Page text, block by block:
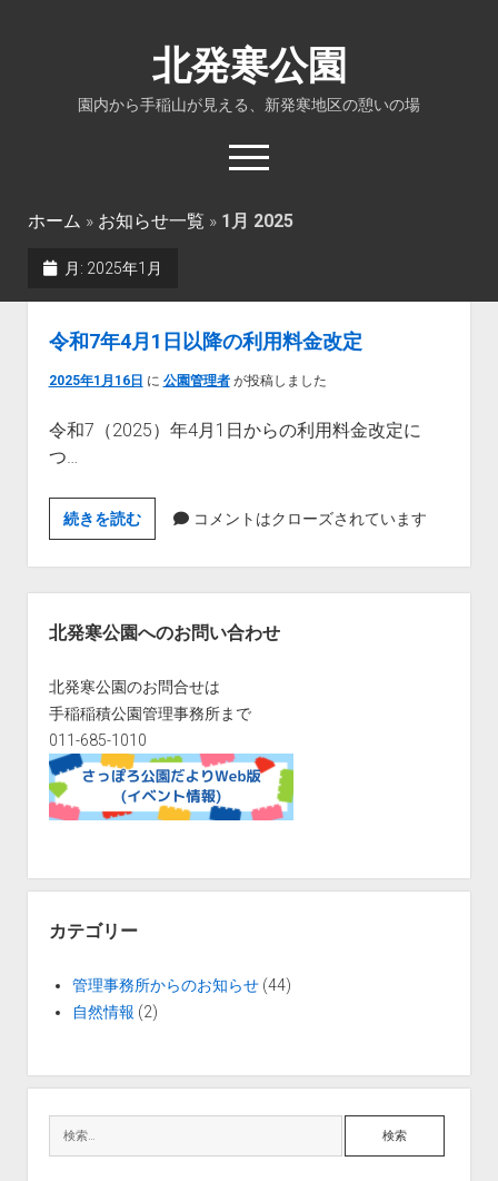
北発寒公園
園内から手稲山が見える、新発寒地区の憩いの場
open
menu
ホーム » お知らせ一覧 » 1月 2025
月: 2025年1月
令和7年4月1日以降の利用料金改定
2025年1月16日 に 公園管理者が投稿しました
令和7（2025）年4月1日からの利用料金改定に
つ…
続きを読む令
和
7
年
1
日
以
降
の
利
金
コメントはクローズされています
北発寒公園へのお問い合わせ
北発寒公園のお問合せは
手稲稲積公園管理事務所まで
011-685-1010
カテゴリー
管理事務所からのお知らせ(44)
自然情報 (2)
索